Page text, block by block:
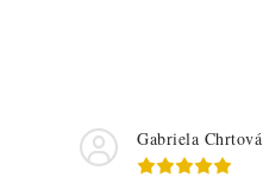
Gabriela Chrtová